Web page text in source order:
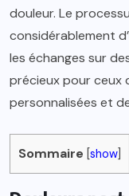
douleur. Le
considérablement
les échanges sur
précieux pour ceux
personnalisées et
Sommaire [show